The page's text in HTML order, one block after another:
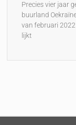
Precies vier jaar
buurland
van februari
lijkt